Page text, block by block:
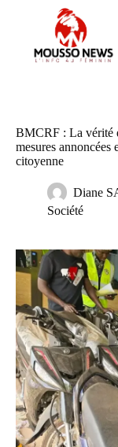
BMCRF : La vérité
mesures annoncées
citoyenne
Diane
Société